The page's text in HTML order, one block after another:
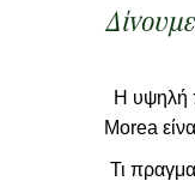
Η υψηλή
Morea
Τι